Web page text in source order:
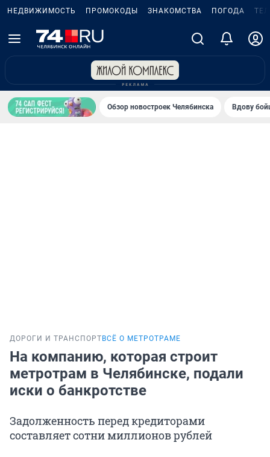
НЕДВИЖИМОСТЬ ПРОМОКОДЫ ЗНАКОМСТВА ПОГОДА
Обзор новостроек Челябинска Вдову
ДОРОГИ И ТРАНСПОРТ ВСЁ О МЕТРОТРАМЕ
На компанию, которая строит
метротрам в Челябинске, подали
иски о банкротстве
Задолженность перед кредиторами
составляет сотни миллионов рублей